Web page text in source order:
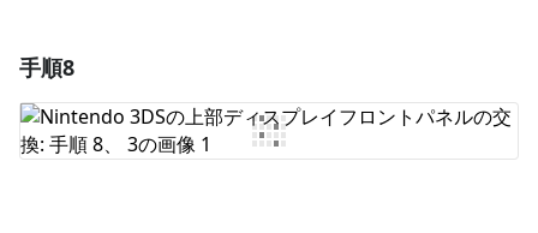
コメントを追加
手順8